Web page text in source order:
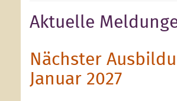
Aktuelle
Nächster
Januar 2027